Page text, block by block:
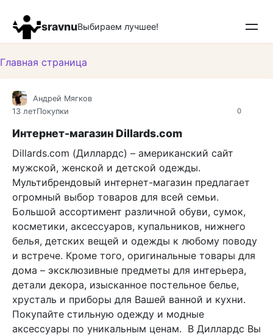
контенту
sravnuВыбираем лучшее!
Главная страница
0
Андрей Мягков
13 летПокупки
Интернет-магазин Dillards.com
Dillards.com (Диллардс) – американский сайт
мужской, женской и детской одежды.
Мультибрендовый интернет-магазин предлагает
огромный выбор товаров для всей семьи.
Большой ассортимент различной обуви, сумок,
косметики, аксессуаров, купальников, нижнего
белья, детских вещей и одежды к любому поводу
и встрече. Кроме того, оригинальные товары для
дома – эксклюзивные предметы для интерьера,
детали декора, изысканное постельное белье,
хрусталь и приборы для Вашей ванной и кухни.
Покупайте стильную одежду и модные
аксессуары по уникальным ценам. В Диллардс Вы